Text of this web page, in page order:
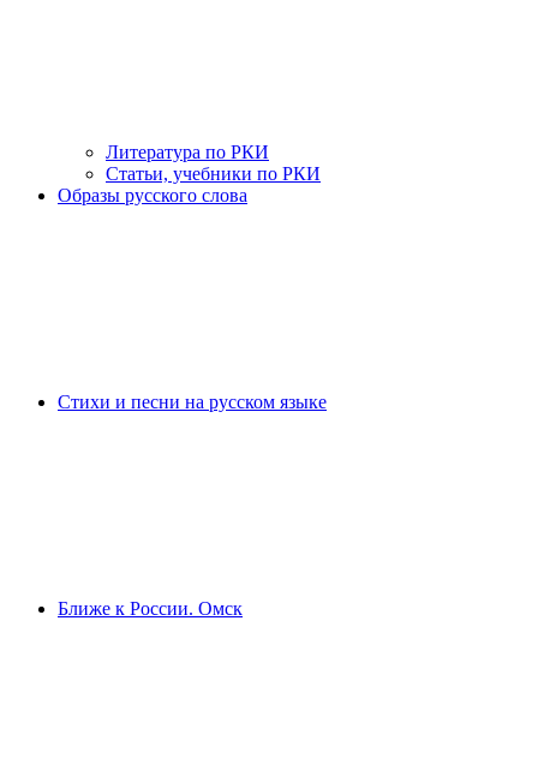
Литература по РКИ
Статьи, учебники по РКИ
Образы русского слова
Стихи и песни на русском языке
Ближе к России. Омск